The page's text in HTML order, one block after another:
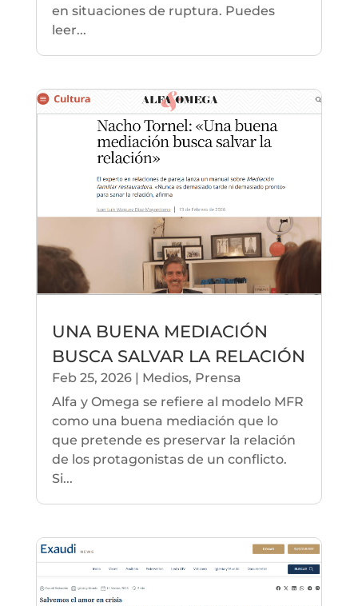
en situaciones de ruptura. Puedes
leer...
UNA BUENA MEDIACIÓN
BUSCA SALVAR LA RELACIÓN
Feb 25, 2026| Medios, Prensa
Alfa y Omega se refiere al modelo MFR
como una buena mediación que lo
que pretende es preservar la relación
de los protagonistas de un conflicto.
Si...